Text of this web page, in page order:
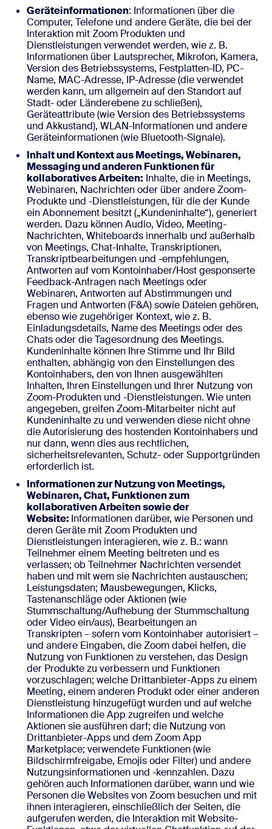
Geräteinformationen: Informationen über die
Computer, Telefone und andere Geräte, die bei der
Interaktion mit Zoom Produkten und
Dienstleistungen verwendet werden, wie z. B.
Informationen über Lautsprecher, Mikrofon, Kamera,
Version des Betriebssystems, Festplatten-ID, PC-
Name, MAC-Adresse, IP-Adresse (die verwendet
werden kann, um allgemein auf den Standort auf
Stadt- oder Länderebene zu schließen),
Geräteattribute (wie Version des Betriebssystems
und Akkustand), WLAN-Informationen und andere
Geräteinformationen (wie Bluetooth-Signale).
Inhalt und Kontext aus Meetings, Webinaren,
Messaging und anderen Funktionen für
kollaboratives Arbeiten: Inhalte, die in Meetings,
Webinaren, Nachrichten oder über andere Zoom-
Produkte und -Dienstleistungen, für die der Kunde
ein Abonnement besitzt („Kundeninhalte“), generiert
werden. Dazu können Audio, Video, Meeting-
Nachrichten, Whiteboards innerhalb und außerhalb
von Meetings, Chat-Inhalte, Transkriptionen,
Transkriptbearbeitungen und -empfehlungen,
Antworten auf vom Kontoinhaber/Host gesponserte
Feedback-Anfragen nach Meetings oder
Webinaren, Antworten auf Abstimmungen und
Fragen und Antworten (F&A) sowie Dateien gehören,
ebenso wie zugehöriger Kontext, wie z. B.
Einladungsdetails, Name des Meetings oder des
Chats oder die Tagesordnung des Meetings.
Kundeninhalte können Ihre Stimme und Ihr Bild
enthalten, abhängig von den Einstellungen des
Kontoinhabers, den von Ihnen ausgewählten
Inhalten, Ihren Einstellungen und Ihrer Nutzung von
Zoom-Produkten und -Dienstleistungen. Wie unten
angegeben, greifen Zoom-Mitarbeiter nicht auf
Kundeninhalte zu und verwenden diese nicht ohne
die Autorisierung des hostenden Kontoinhabers und
nur dann, wenn dies aus rechtlichen,
sicherheitsrelevanten, Schutz- oder Supportgründen
erforderlich ist.
Informationen zur Nutzung von Meetings,
Webinaren, Chat, Funktionen zum
kollaborativen Arbeiten sowie der
Website: Informationen darüber, wie Personen und
deren Geräte mit Zoom Produkten und
Dienstleistungen interagieren, wie z. B.: wann
Teilnehmer einem Meeting beitreten und es
verlassen; ob Teilnehmer Nachrichten versendet
haben und mit wem sie Nachrichten austauschen;
Leistungsdaten; Mausbewegungen, Klicks,
Tastenanschläge oder Aktionen (wie
Stummschaltung/Aufhebung der Stummschaltung
oder Video ein/aus), Bearbeitungen an
Transkripten – sofern vom Kontoinhaber autorisiert –
und andere Eingaben, die Zoom dabei helfen, die
Nutzung von Funktionen zu verstehen, das Design
der Produkte zu verbessern und Funktionen
vorzuschlagen; welche Drittanbieter-Apps zu einem
Meeting, einem anderen Produkt oder einer anderen
Dienstleistung hinzugefügt wurden und auf welche
Informationen die App zugreifen und welche
Aktionen sie ausführen darf; die Nutzung von
Drittanbieter-Apps und dem Zoom App
Marketplace; verwendete Funktionen (wie
Bildschirmfreigabe, Emojis oder Filter) und andere
Nutzungsinformationen und -kennzahlen. Dazu
gehören auch Informationen darüber, wann und wie
Personen die Websites von Zoom besuchen und mit
ihnen interagieren, einschließlich der Seiten, die
aufgerufen werden, die Interaktion mit Website-